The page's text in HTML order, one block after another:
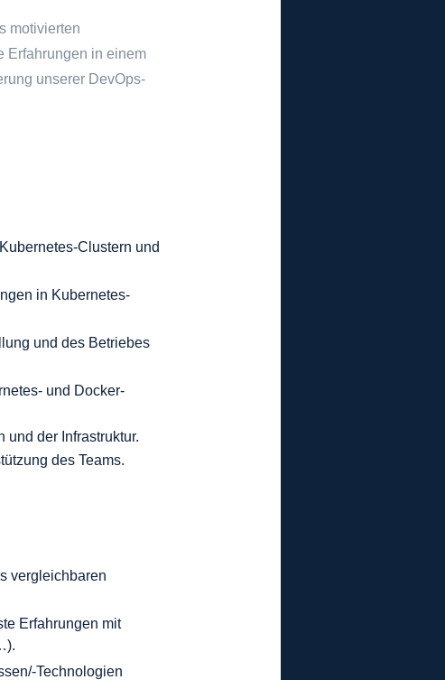
motivierten
Erfahrungen in einem
unserer DevOps-
Clustern und
in Kubernetes-
und des Betriebes
und Docker-
und der Infrastruktur.
des Teams.
vergleichbaren
Erfahrungen mit
Technologien